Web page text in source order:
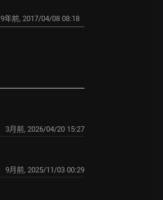
9年前, 2017/04/08 08:18
3月前, 2026/04/20 15:27
9月前, 2025/11/03 00:29